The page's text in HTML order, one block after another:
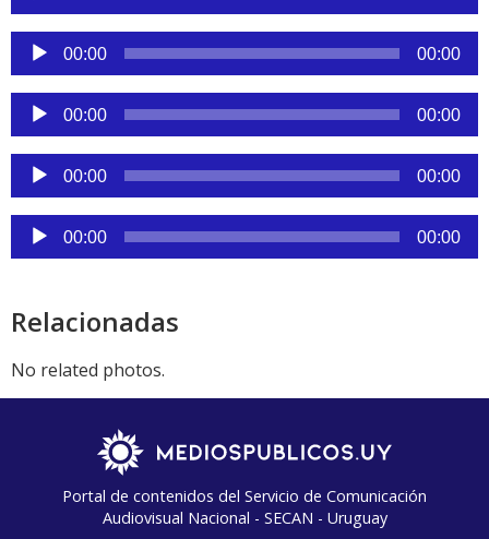
de
audio
Reproductor
de
audio
00:00 00:00
Reproductor
de
audio
00:00 00:00
Reproductor
de
audio
00:00 00:00
Reproductor
de
00:00 00:00
Relacionadas
No related photos.
Portal de contenidos del Servicio de Comunicación
Audiovisual Nacional - SECAN - Uruguay